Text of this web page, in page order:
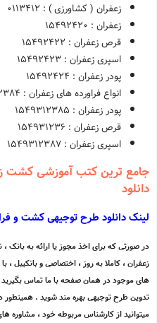
زعفران ( کشاورزی ) : 0113412
زعفران : 15492420
قرص زعفران : 15492422
اسپری زعفران : 15492423
پودر زعفران : 15492424
انواع فراورده های زعفران : 1549312384
پودر زعفران : 1549312385
قرص زعفران : 154931236
اسپری زعفران : 1549312387
جامع ترین کتب آموزشی کشت
دانلود
لینک دانلود طرح توجیهی کشت و
در صورتی که برای اخذ مجوز یا ارائه به
زعفران ، کاملا به روز ، اختصاصی و بانکیبل ،
های موجود در همان صفحه با ما تماس بگیرید
تدوین طرح توجیهی بهره مند شوید . همینطور
میتوانید از کارشناس مربوطه خود ، مشاوره